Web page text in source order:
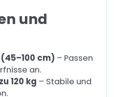
und
cm) – Passen
an.
120 kg – Stabile und